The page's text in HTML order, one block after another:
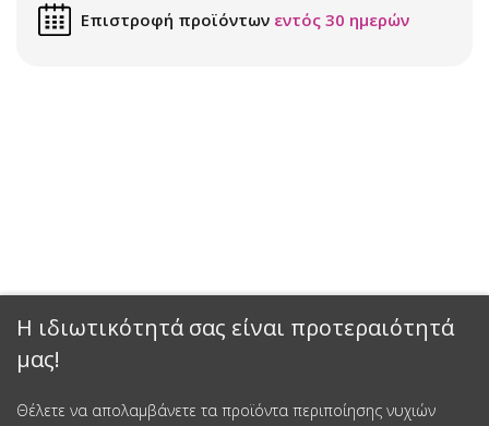
Η ιδιωτικότητά σας είναι προτεραιότητά
μας!
Θέλετε να απολαμβάνετε τα προϊόντα περιποίησης νυχιών
Επιστροφή προϊόντων εντός 30 ημερών